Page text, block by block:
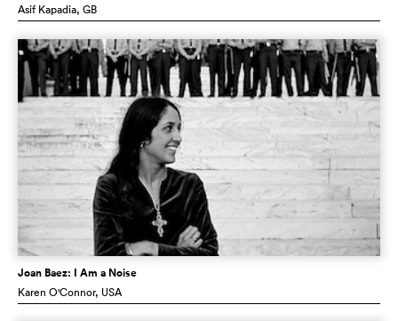
Asif Kapadia, GB
Joan Baez: I Am a Noise
Karen O'Connor, USA